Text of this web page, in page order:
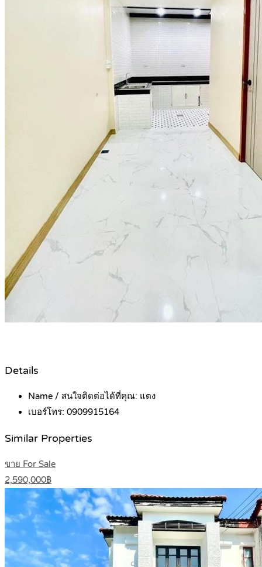
Details
Name / สนใจติดต่อได้ที่คุณ: แตง
เบอร์โทร: 0909915164
Similar Properties
ขาย For Sale
2,590,000฿